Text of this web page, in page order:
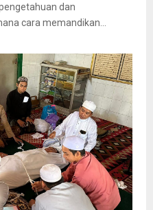
dan
cara memandikan...